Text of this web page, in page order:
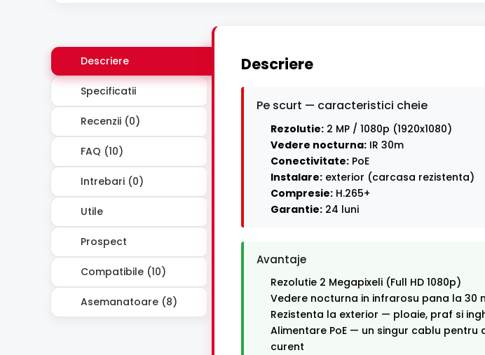
Descriere
Specificatii
Recenzii (0)
FAQ (10)
Intrebari (0)
Utile
Prospect
Compatibile (10)
Asemanatoare (8)
Descriere
Pe scurt — caracteristici cheie
Rezolutie: 2 MP / 1080p (1920x1080)
Vedere nocturna: IR 30m
Conectivitate: PoE
Instalare: exterior (carcasa rezistenta)
Compresie: H.265+
Garantie: 24 luni
Avantaje
Rezolutie 2 Megapixeli (Full HD 1080p)
Vedere nocturna in infrarosu pana la 30
Rezistenta la exterior — ploaie, praf si
Alimentare PoE — un singur cablu pentru
curent